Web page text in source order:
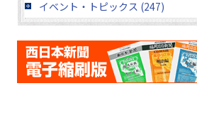
イベント・トピックス (247)